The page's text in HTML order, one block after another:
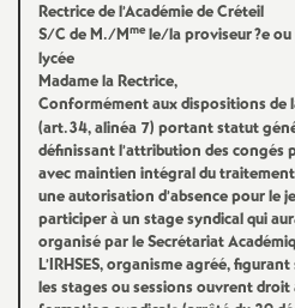
Rectrice de l’Académie de Créteil
S/C de M./Mmele/la proviseur?e
lycée
Madame la Rectrice,
Conformément aux dispositions de
(art.34, alinéa 7) portant statut
définissant l’attribution des congés
avec maintien intégral du
une autorisation d’absence pour le
participer à un stage syndical qui
organisé par le Secrétariat
L’IRHSES, organisme agréé,
les stages ou sessions ouvrent